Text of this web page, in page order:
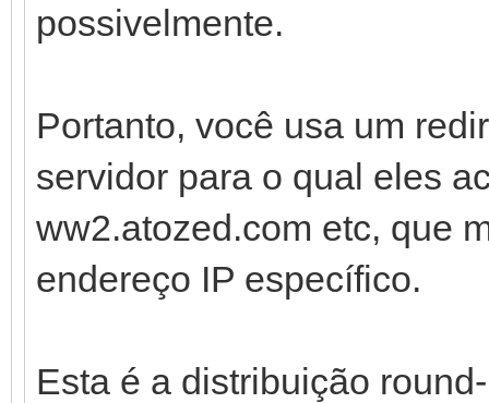
possivelmente.
Portanto, você usa um
servidor para o qual eles
ww2.atozed.com etc, que
endereço IP específico.
Esta é a distribuição